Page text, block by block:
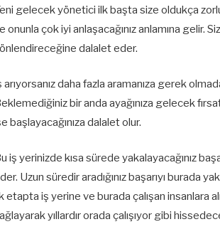
gelecek yönetici ilk başta size oldukça
onunla çok iyi anlaşacağınız anlamına gelir.
dalalet eder.
arıyorsanız daha fazla aramanıza gerek
bir anda ayağınıza gelecek
başlayacağınıza dalalet olur.
iş yerinizde kısa sürede yakalayacağınız
Uzun süredir aradığınız başarıyı burada
İlk etapta iş yerine ve burada çalışan insanlara
yıllardır orada çalışıyor gibi